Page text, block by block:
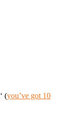
‘ (you’ve got 10